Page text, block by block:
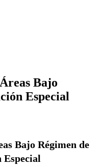
Bajo
Especial
Bajo Régimen de